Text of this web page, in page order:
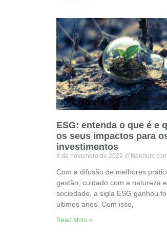
ESG: entenda o que é e
os seus impactos para
investimentos
8 de novembro de 2022 Nenhum
Com a difusão de melhores
gestão, cuidado com a natureza
sociedade, a sigla ESG ganhou
últimos anos. Com isso,
Read More »